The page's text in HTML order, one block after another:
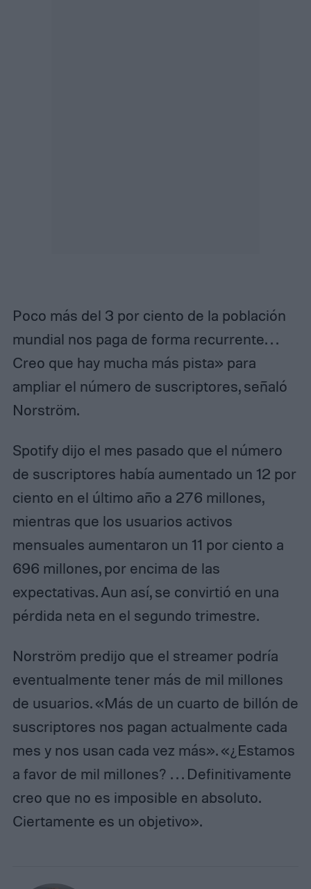
Poco más del 3 por ciento de la población
mundial nos paga de forma recurrente. . .
Creo que hay mucha más pista» para
ampliar el número de suscriptores, señaló
Norström.
Spotify dijo el mes pasado que el número
de suscriptores había aumentado un 12 por
ciento en el último año a 276 millones,
mientras que los usuarios activos
mensuales aumentaron un 11 por ciento a
696 millones, por encima de las
expectativas. Aun así, se convirtió en una
pérdida neta en el segundo trimestre.
Norström predijo que el streamer podría
eventualmente tener más de mil millones
de usuarios. «Más de un cuarto de billón de
suscriptores nos pagan actualmente cada
mes y nos usan cada vez más». «¿Estamos
a favor de mil millones? . . . Definitivamente
creo que no es imposible en absoluto.
Ciertamente es un objetivo».